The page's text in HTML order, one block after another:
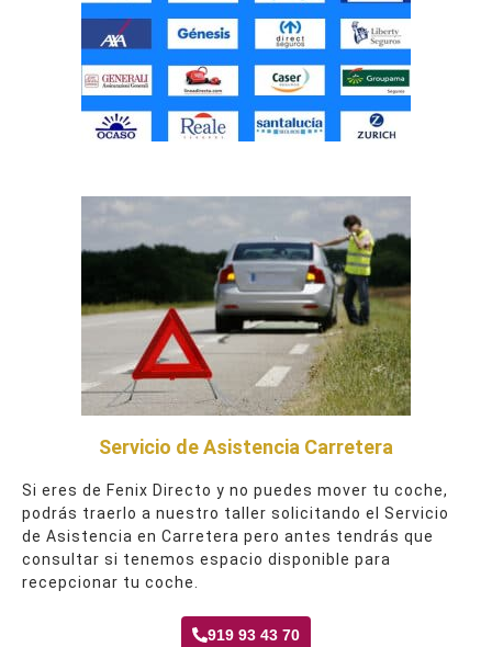
Servicio de Asistencia Carretera
Si eres de Fenix Directo y no puedes mover tu coche,
podrás traerlo a nuestro taller solicitando el Servicio
de Asistencia en Carretera pero antes tendrás que
consultar si tenemos espacio disponible para
recepcionar tu coche.
919 93 43 70